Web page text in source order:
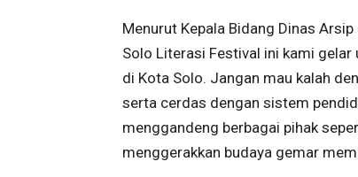
Menurut Kepala Bidang Dinas
Solo Literasi Festival ini kami
di Kota Solo. Jangan mau kalah
serta cerdas dengan sistem
menggandeng berbagai pihak
menggerakkan budaya gemar